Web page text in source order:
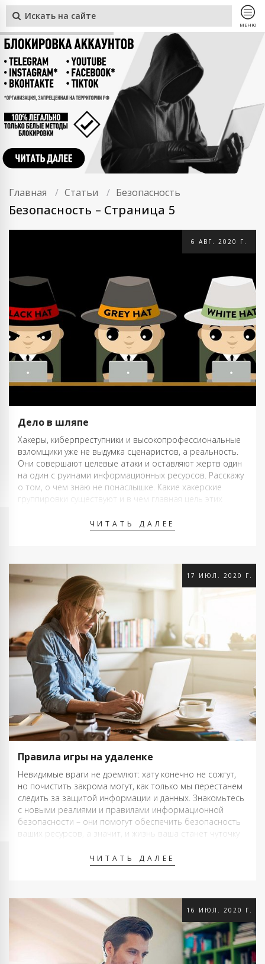
МЕНЮ
Главная Статьи Безопасность
Безопасность – Страница 5
6 АВГ. 2020 Г.
Дело в шляпе
Хакеры, киберпреступники и высокопрофессиональные
взломщики уже не выдумка сценаристов, а реальность.
Они совершают целевые атаки и оставляют жертв один
на один с руинами информационных ресурсов. Расскажу
о том, о чем знаю не понаслышке. Какие хакерские
группировки существуют и в чем главная цель этих
ЧИТАТЬ ДАЛЕЕ
17 ИЮЛ. 2020 Г.
Правила игры на удаленке
Невидимые враги не дремлют: хату конечно не сожгут,
но почистить закрома могут, как только мы перестанем
следить за защитой информации и данных. Знакомьтесь
с новыми реалиями и правилами информационной
безопасности – они помогут обеспечить безопасность
ваших ресурсов, а значит, и жизнь ваша станет чуточку
ЧИТАТЬ ДАЛЕЕ
16 ИЮЛ. 2020 Г.